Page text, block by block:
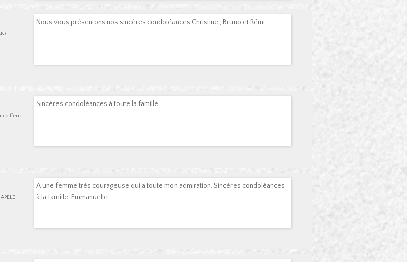
Nous vous présentons nos sincères condoléances Christine , Bruno et Rémi
coiffeur
Sincères condoléances à toute la famille
A une femme très courageuse qui a toute mon admiration. Sincères condoléances
à la famille. Emmanuelle.